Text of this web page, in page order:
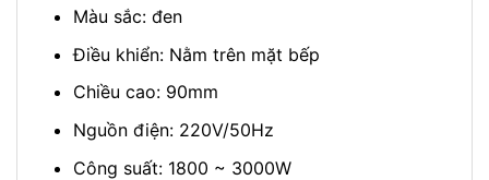
Màu sắc: đen
Điều khiển: Nằm trên mặt bếp
Chiều cao: 90mm
Nguồn điện: 220V/50Hz
Công suất: 1800 ~ 3000W